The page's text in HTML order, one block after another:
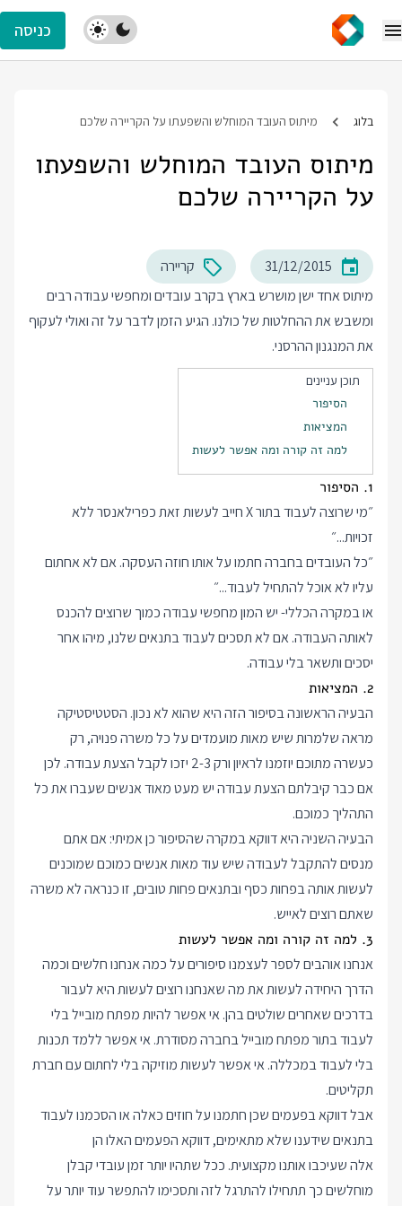
כניסה
בלוג מיתוס העובד המוחלש והשפעתו על הקריירה שלכם
מיתוס העובד המוחלש והשפעתו
על הקריירה שלכם
31/12/2015
קריירה
מיתוס אחד ישן מושרש בארץ בקרב עובדים ומחפשי עבודה רבים
ומשבש את ההחלטות של כולנו. הגיע הזמן לדבר על זה ואולי לעקוף
את המנגנון ההרסני.
תוכן עניינים
הסיפור
המציאות
למה זה קורה ומה אפשר לעשות
1. הסיפור
״מי שרוצה לעבוד בתור X חייב לעשות זאת כפרילאנסר ללא
זכויות...״
״כל העובדים בחברה חתמו על אותו חוזה העסקה. אם לא אחתום
עליו לא אוכל להתחיל לעבוד...״
או במקרה הכללי- יש המון מחפשי עבודה כמוך שרוצים להכנס
לאותה העבודה. אם לא תסכים לעבוד בתנאים שלנו, מיהו אחר
יסכים ותשאר בלי עבודה.
2. המציאות
הבעיה הראשונה בסיפור הזה היא שהוא לא נכון. הסטטיסטיקה
מראה שלמרות שיש מאות מועמדים על כל משרה פנויה, רק
כעשרה מתוכם יוזמנו לראיון ורק 2-3 יזכו לקבל הצעת עבודה. לכן
אם כבר קיבלתם הצעת עבודה יש מעט מאוד אנשים שעברו את כל
התהליך כמוכם.
הבעיה השניה היא דווקא במקרה שהסיפור כן אמיתי: אם אתם
מנסים להתקבל לעבודה שיש עוד מאות אנשים כמוכם שמוכנים
לעשות אותה בפחות כסף ובתנאים פחות טובים, זו כנראה לא משרה
שאתם רוצים לאייש.
3. למה זה קורה ומה אפשר לעשות
אנחנו אוהבים לספר לעצמנו סיפורים על כמה אנחנו חלשים וכמה
הדרך היחידה לעשות את מה שאנחנו רוצים לעשות היא לעבור
בדרכים שאחרים שולטים בהן. אי אפשר להיות מפתח מובייל בלי
לעבוד בתור מפתח מובייל בחברה מסודרת. אי אפשר ללמד תכנות
בלי לעבוד במכללה. אי אפשר לעשות מוזיקה בלי לחתום עם חברת
תקליטים.
אבל דווקא בפעמים שכן חתמנו על חוזים כאלה או הסכמנו לעבוד
בתנאים שידענו שלא מתאימים, דווקא הפעמים האלו הן
אלה שעיכבו אותנו מקצועית. ככל שתהיו יותר זמן עובדי קבלן
מוחלשים כך תתחילו להתרגל לזה ותסכימו להתפשר עוד יותר על